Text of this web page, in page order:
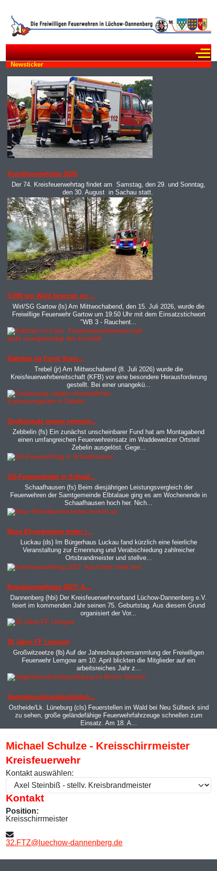
Newsticker
Kreisfeuerwehrtag 2026
Der 74. Kreisfeuerwehrtag findet am Samstag, den 29. und Sonntag,
den 30. August in Sachau statt.
5.000 qm Wald brennen im ...
Wirl/SG Gartow (ls) Am Mittwochabend, den 15. Juli 2026, wurde die
Freiwillige Feuerwehr Gartow um 19:50 Uhr mit dem Einsatzstichwort
"WB 3 - Rauchent...
Kaltstart im Forst: Kreis...
Trebel (jr) Am Mittwochabend (8. Juli 2026) wurde die
Kreisfeuerwehrbereitschaft (KFB) vor eine besondere Herausforderung
gestellt. Bei einer unangekü...
Großeinsatz wegen vermein...
Zebbelin (fs) Ein zunächst unscheinbarer Fund hat am Montagabend
einen umfangreichen Feuerwehreinsatz im Waddeweitzer Ortsteil
Zebelin ausgelöst. Gege...
SG-Feuerwehrtag in Schaaf...
Schaafhausen (fs) Beim diesjährigen Leistungsvergleich der
Feuerwehren der Samtgemeinde Elbtalaue ging es am Wochenende in
Schaafhausen hoch her. Nich...
Neue Ehrenbeamte treten i...
Luckau (ds) Im Bürgerhaus Luckau fand kürzlich eine feierliche
Veranstaltung zur Ernennung und Verabschiedung zahlreicher
Ortsbrandmeister und stellve...
Kreisfeuerwehrtag 2027: A...
Dannenberg (hbi) Der Kreisfeuerwehrverband Lüchow-Dannenberg e.V.
feiert im kommenden Jahr seinen 75. Geburtstag. Aus diesem Grund
organisiert der Vor...
20 Jahre FF Lemgow
Großwitzeetze (lb) Auf der Jahreshauptversammlung der Freiwilligen
Feuerwehr Lemgow am 10. April blickten die Mitglieder auf ein
arbeitsreiches Jahr z...
Vegetationsbrandausbildun...
Ostheide/Lk. Lüneburg (cls) Feuerstellen im Wald bei Neu Sülbeck sind
zu sehen, große geländefähige Feuerwehrfahrzeuge schnellen zum
Einsatz. Am 18. A...
Michael Schulze - Kreisschirrmeister
Kreisfeuerwehr
Kontakt auswählen:
Kontakt
Position:
Kreisschirrmeister
E-Mail:
32.FTZ@luechow-dannenberg.de